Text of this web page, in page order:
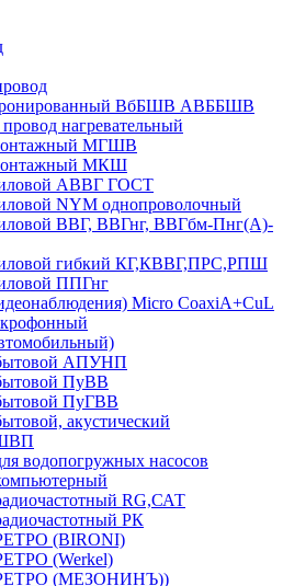
ВбБШВ АВББШВ
нагревательный
МГШВ
МКШ
АВВГ ГОСТ
NYM однопроволочный
ВВГ, ВВГнг, ВВГбм-Пнг(А)-
гибкий КГ,КВВГ,ПРС,РПШ
ППГнг
Micro CoaxiA+CuL
АПУНП
ПуВВ
ПуГВВ
акустический
водопогружных насосов
RG,САТ
РК
(BIRONI)
(Werkel)
(МЕЗОНИНЪ))